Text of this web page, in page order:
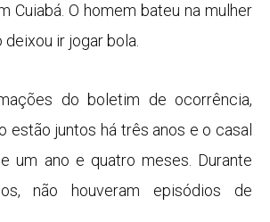
Cuiabá. O homem bateu na mulher
deixou ir jogar bola.
do boletim de ocorrência,
estão juntos há três anos e o casal
um ano e quatro meses. Durante
não houveram episódios de